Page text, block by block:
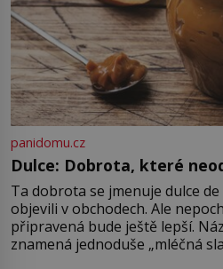
panidomu.cz
Dulce: Dobrota, které
Ta dobrota se jmenuje dulce
objevili v obchodech. Ale
připravená bude ještě lepší.
znamená jednoduše „mléčná